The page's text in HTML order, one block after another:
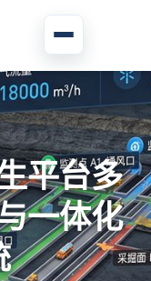
平台多
一体化